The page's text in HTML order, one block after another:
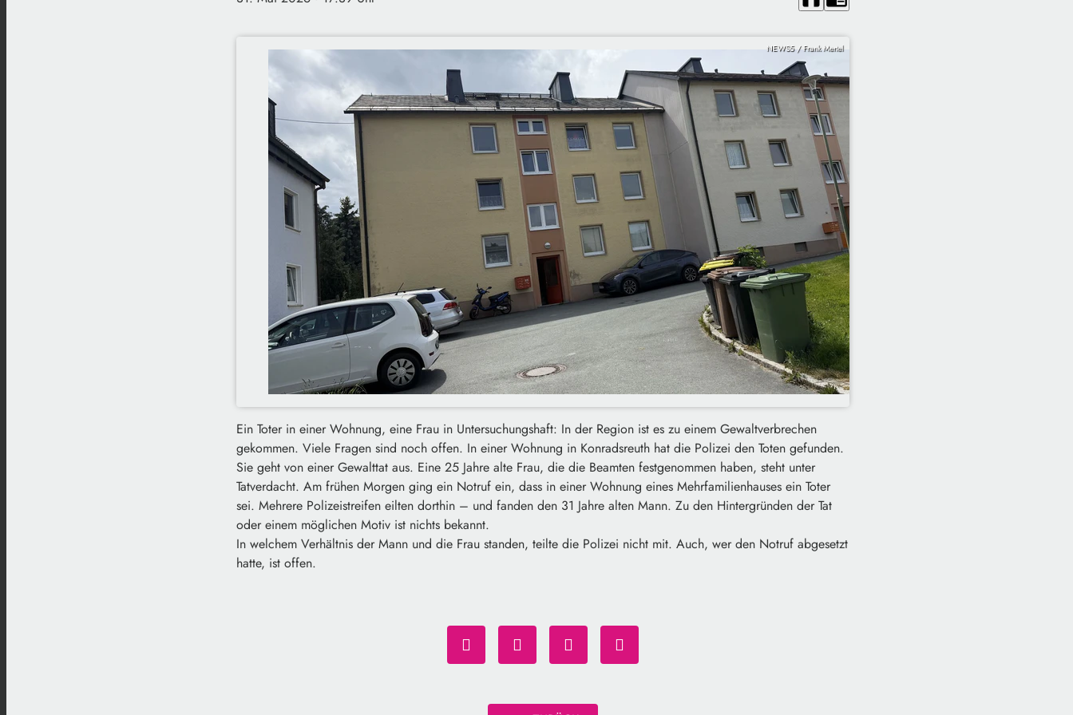
NEWS5 / Frank Mertel
Ein Toter in einer Wohnung, eine Frau in Untersuchungshaft: In der Region ist es zu einem Gewaltverbrechen
gekommen. Viele Fragen sind noch offen. In einer Wohnung in Konradsreuth hat die Polizei den Toten gefunden.
Sie geht von einer Gewalttat aus. Eine 25 Jahre alte Frau, die die Beamten festgenommen haben, steht unter
Tatverdacht. Am frühen Morgen ging ein Notruf ein, dass in einer Wohnung eines Mehrfamilienhauses ein Toter
sei. Mehrere Polizeistreifen eilten dorthin – und fanden den 31 Jahre alten Mann. Zu den Hintergründen der Tat
oder einem möglichen Motiv ist nichts bekannt.
In welchem Verhältnis der Mann und die Frau standen, teilte die Polizei nicht mit. Auch, wer den Notruf abgesetzt
hatte, ist offen.